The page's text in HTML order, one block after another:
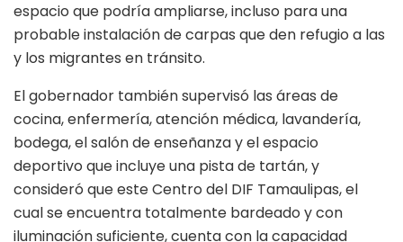
espacio que podría ampliarse, incluso para una
probable instalación de carpas que den refugio a las
y los migrantes en tránsito.
El gobernador también supervisó las áreas de
cocina, enfermería, atención médica, lavandería,
bodega, el salón de enseñanza y el espacio
deportivo que incluye una pista de tartán, y
consideró que este Centro del DIF Tamaulipas, el
cual se encuentra totalmente bardeado y con
iluminación suficiente, cuenta con la capacidad